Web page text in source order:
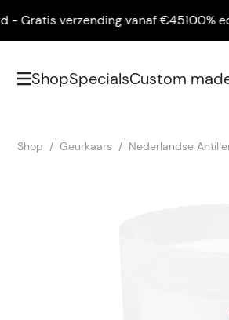
verzending vanaf €45100% eco
ShopSpecialsCustom
Shop Geurkaars Nederlandse